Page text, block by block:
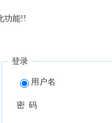
功能!!
登录
用户名
密 码